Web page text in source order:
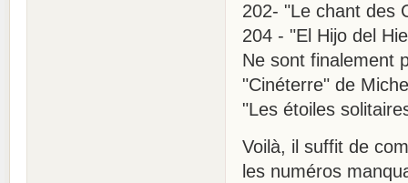
202- "Le chant des
204 - "El Hijo del
Ne sont finalement
"Cinéterre" de
"Les étoiles
Voilà, il suffit de
les numéros